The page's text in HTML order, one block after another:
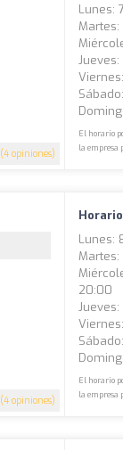
(4 opiniones)
Lunes:
El horario
la empresa
(4 opiniones)
Lunes:
Martes:
20:00
El horario
la empresa